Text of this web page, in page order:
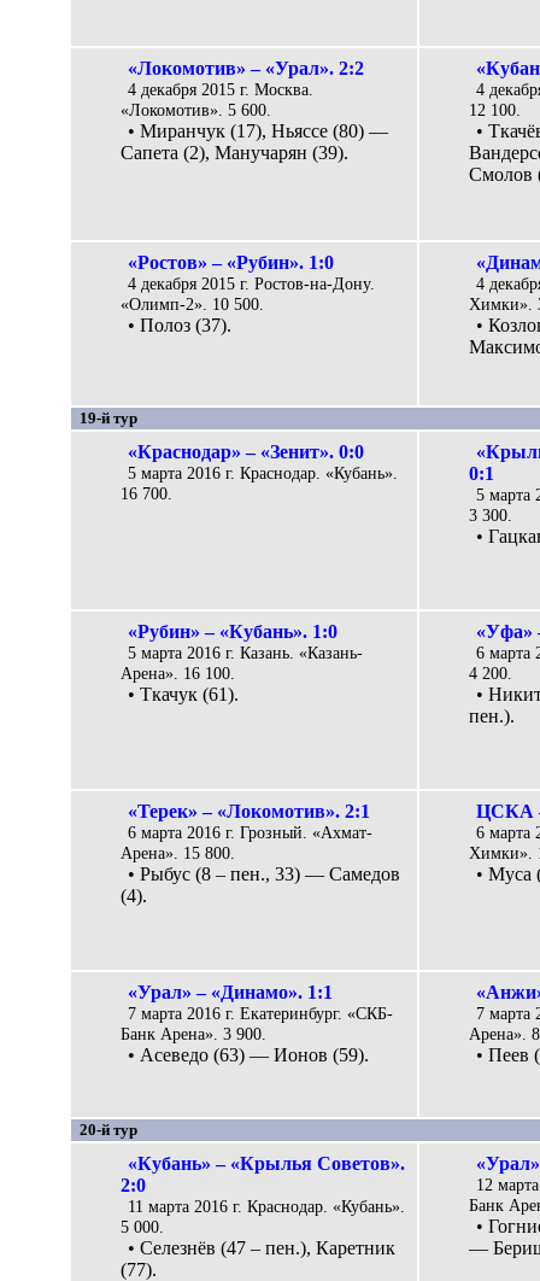
«Локомотив» – «Урал». 2:2
4 декабря 2015 г. Москва.
«Локомотив». 5 600.
• Миранчук (17), Ньяссе (80) —
Сапета (2), Манучарян (39).
4
12 100.
•
Смолов
«Ростов» – «Рубин». 1:0
4 декабря 2015 г. Ростов-на-Дону.
«Олимп-2». 10 500.
• Полоз (37).
4
Химки».
•
19-й тур
«Краснодар» – «Зенит». 0:0
5 марта 2016 г. Краснодар. «Кубань».
16 700.
0:1
5 марта
3 300.
•
«Рубин» – «Кубань». 1:0
5 марта 2016 г. Казань. «Казань-
Арена». 16 100.
• Ткачук (61).
«Уфа»
6 марта
4 200.
•
пен.).
«Терек» – «Локомотив». 2:1
6 марта 2016 г. Грозный. «Ахмат-
Арена». 15 800.
• Рыбус (8 – пен., 33) — Самедов
(4).
ЦСКА
6 марта
Химки».
• Муса
«Урал» – «Динамо». 1:1
7 марта 2016 г. Екатеринбург. «СКБ-
Банк Арена». 3 900.
• Асеведо (63) — Ионов (59).
7 марта
Арена».
• Пеев
20-й тур
«Кубань» – «Крылья Советов».
2:0
11 марта 2016 г. Краснодар. «Кубань».
5 000.
• Селезнёв (47 – пен.), Каретник
(77).
12
Банк
•
—